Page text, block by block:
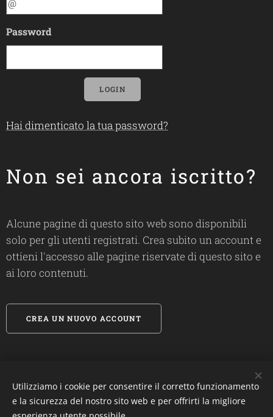
Password
LOGIN
Hai dimenticato la tua password?
Non sei ancora iscritto?
Alcune pagine di questo sito web sono disponibili
solo per gli utenti registrati. Crea subito un account e
ottieni l'accesso alle pagine riservate di questo sito e
ai loro contenuti.
CREA UN NUOVO ACCOUNT
#biosandietdottfrancescalanza
Utilizziamo i cookie per consentire il corretto funzionamento
e la sicurezza del nostro sito web e per offrirti la migliore